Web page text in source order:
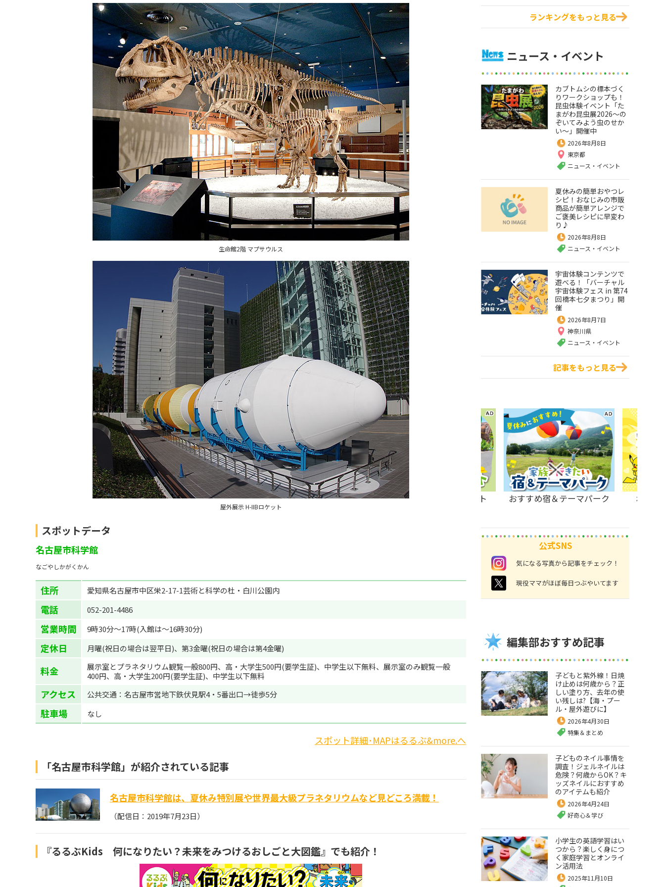
生命館2階 マプサウルス
屋外展示 H-IIBロケット
スポットデータ
名古屋市科学館
なごやしかがくかん
住所 愛知県名古屋市中区栄2-17-1芸術と科学の杜・白川公園内
電話 052-201-4486
営業時間 9時30分～17時(入館は～16時30分)
定休日 月曜(祝日の場合は翌平日)、第3金曜(祝日の場合は第4金曜)
料金
展示室とプラネタリウム観覧一般800円、高・大学生500円(要学生証)、中学生以下無料、展示室のみ観覧一般
400円、高・大学生200円(要学生証)、中学生以下無料
アクセス 公共交通：名古屋市営地下鉄伏見駅4・5番出口→徒歩5分
駐車場 なし
スポット詳細･MAPはるるぶ&more.へ
「名古屋市科学館」が紹介されている記事
名古屋市科学館は、夏休み特別展や世界最大級プラネタリウムなど見どころ満載！
（配信日：2019年7月23日）
『るるぶKids 何になりたい？未来をみつけるおしごと大図鑑』でも紹介！
ランキングをもっと見る
ニュース・イベント
カブトムシの標本づく
りワークショップも！
昆虫体験イベント「た
まがわ昆虫展2026～の
ぞいてみよう虫のせか
い～」開催中
2026年8月8日
東京都
ニュース・イベント
夏休みの簡単おやつレ
シピ！おなじみの市販
商品が簡単アレンジで
ご褒美レシピに早変わ
り♪
2026年8月8日
ニュース・イベント
宇宙体験コンテンツで
遊べる！「バーチャル
宇宙体験フェス in 第74
回橋本七夕まつり」開
催
2026年8月7日
神奈川県
ニュース・イベント
記事をもっと見る
宇宙が大好き!! SA・PA 自由研究アイデア 伊豆＆小田原のスポット おすすめ宿＆テーマパーク ポケモ
公式SNS
instagram 気になる写真から記事をチェック！
twitter 現役ママがほぼ毎日つぶやいてます
編集部おすすめ記事
子どもと紫外線！日焼
け止めは何歳から？正
しい塗り方、去年の使
い残しは?【海・プー
ル・屋外遊びに】
2026年4月30日
特集＆まとめ
子どものネイル事情を
調査！ジェルネイルは
危険？何歳からOK？キ
ッズネイルにおすすめ
のアイテムも紹介
2026年4月24日
好奇心＆学び
小学生の英語学習はい
つから？楽しく身につ
く家庭学習とオンライ
ン活用法
2025年11月10日